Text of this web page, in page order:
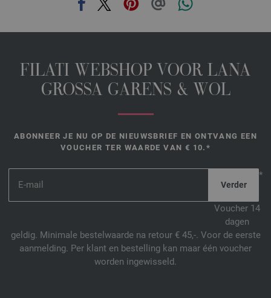
FILATI WEBSHOP VOOR LANA
GROSSA GARENS & WOL
ABONNEER JE NU OP DE NIEUWSBRIEF EN ONTVANG EEN
VOUCHER TER WAARDE VAN € 10.*
*
Voucher 14
dagen
geldig. Minimale bestelwaarde na retour € 45,-. Voor de eerste
aanmelding. Per klant en bestelling kan maar één voucher
worden ingewisseld.